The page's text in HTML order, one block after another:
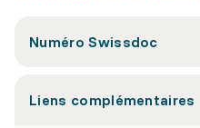
Numéro Swissdoc
Liens complémentaires